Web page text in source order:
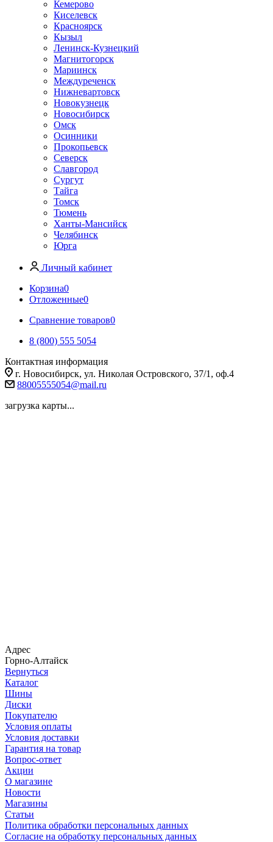
Кемерово
Киселевск
Красноярск
Кызыл
Ленинск-Кузнецкий
Магнитогорск
Мариинск
Междуреченск
Нижневартовск
Новокузнецк
Новосибирск
Омск
Осинники
Прокопьевск
Северск
Славгород
Сургут
Тайга
Томск
Тюмень
Ханты-Мансийск
Челябинск
Юрга
Личный кабинет
Корзина0
Отложенные0
Сравнение товаров0
8 (800) 555 5054
Контактная информация
г. Новосибирск, ул. Николая Островского, 37/1, оф.4
88005555054@mail.ru
загрузка карты...
Адрес
Горно-Алтайск
Вернуться
Каталог
Шины
Диски
Покупателю
Условия оплаты
Условия доставки
Гарантия на товар
Вопрос-ответ
Акции
О магазине
Новости
Магазины
Статьи
Политика обработки персональных данных
Согласие на обработку персональных данных